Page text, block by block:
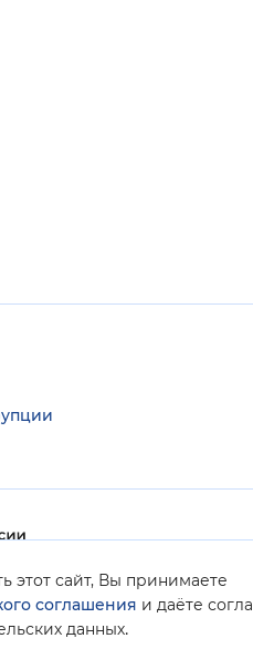
этот сайт, Вы принимаете
соглашения и даёте
данных.